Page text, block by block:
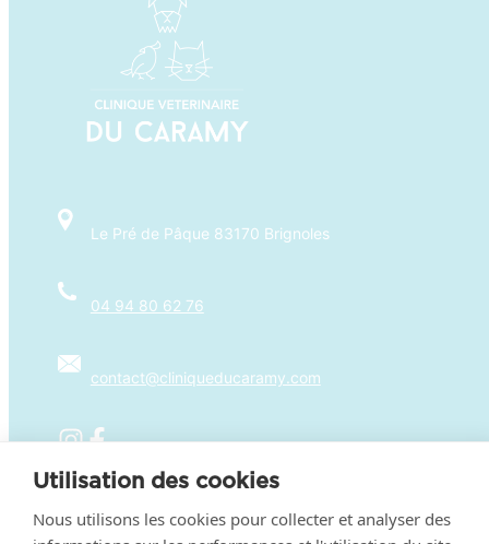
Utilisation des cookies
Nous utilisons les cookies pour collecter et analyser des
Le Pré de Pâque 83170 Brignoles
04 94 80 62 76
contact@cliniqueducaramy.com
sont notre priorité, nous sommes ravis de vous